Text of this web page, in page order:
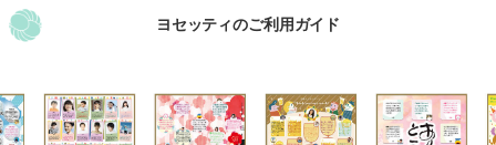
ヨセッティのご利用ガイド